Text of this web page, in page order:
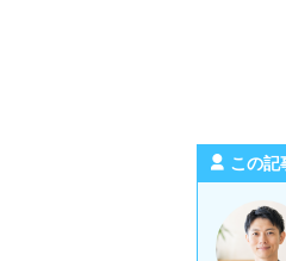
この記